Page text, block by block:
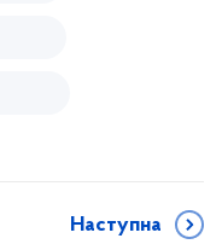
Наступна